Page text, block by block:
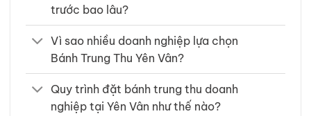
trước bao lâu?
Vì sao nhiều doanh nghiệp lựa chọn
Bánh Trung Thu Yên Vân?
Quy trình đặt bánh trung thu doanh
nghiệp tại Yên Vân như thế nào?